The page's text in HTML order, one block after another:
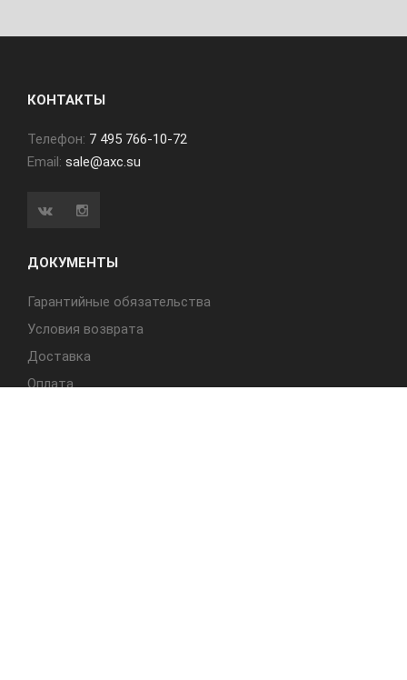
КОНТАКТЫ
Телефон: 7 495 766-10-72
Email: sale@axc.su
ДОКУМЕНТЫ
Гарантийные обязательства
Условия возврата
Доставка
Оплата